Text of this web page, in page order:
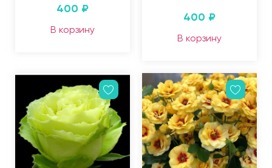
400 ₽
В корзину
400 ₽
В корзину